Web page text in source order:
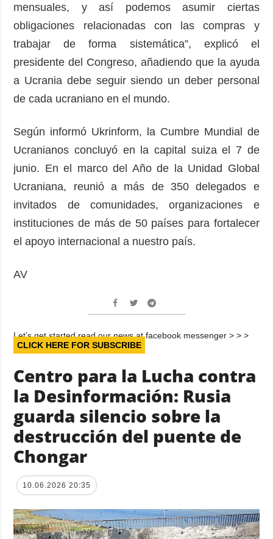
mensuales, y así podemos asumir ciertas
obligaciones relacionadas con las compras y
trabajar de forma sistemática”, explicó el
presidente del Congreso, añadiendo que la ayuda
a Ucrania debe seguir siendo un deber personal
de cada ucraniano en el mundo.
Según informó Ukrinform, la Cumbre Mundial de
Ucranianos concluyó en la capital suiza el 7 de
junio. En el marco del Año de la Unidad Global
Ucraniana, reunió a más de 350 delegados e
invitados de comunidades, organizaciones e
instituciones de más de 50 países para fortalecer
el apoyo internacional a nuestro país.
AV
Let’s get started read our news at facebook messenger > > >
CLICK HERE FOR SUBSCRIBE
Centro para la Lucha contra
la Desinformación: Rusia
guarda silencio sobre la
destrucción del puente de
Chongar
10.06.2026 20:35